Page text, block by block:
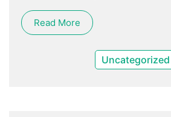
Read More
Uncategorized